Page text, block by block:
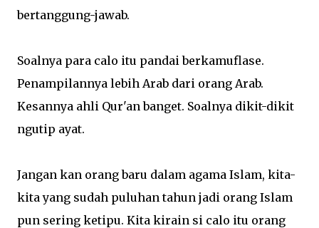
bertanggung-jawab.
Soalnya para calo itu pandai berkamuflase.
Penampilannya lebih Arab dari orang Arab.
Kesannya ahli Qur'an banget. Soalnya dikit-dikit
ngutip ayat.
Jangan kan orang baru dalam agama Islam, kita-
kita yang sudah puluhan tahun jadi orang Islam
pun sering ketipu. Kita kirain si calo itu orang